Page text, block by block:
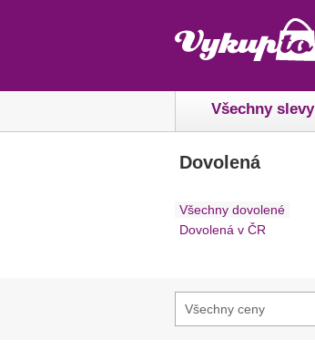
Všechny slevy
Dovolená
Všechny dovolené
Dovolená v ČR
Všechny ceny